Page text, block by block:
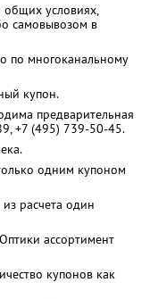
общих условиях,
самовывозом в
по многоканальному
купон.
предварительная
+7 (495) 739-50-45.
одним купоном
расчета один
ассортимент
купонов как